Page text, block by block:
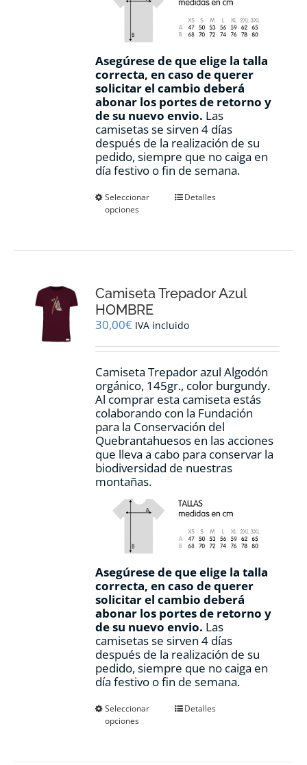
Asegúrese de que elige la talla
correcta, en caso de querer
solicitar el cambio deberá
abonar los portes de retorno y
de su nuevo envio. Las
camisetas se sirven 4 días
después de la realización de su
pedido, siempre que no caiga en
día festivo o fin de semana.
Seleccionar
opciones
Este
se
elegir
la
de
producto
Detalles
Camiseta Trepador Azul
HOMBRE
30,00€ IVA incluido
Camiseta Trepador azul Algodón
orgánico, 145gr., color burgundy.
Al comprar esta camiseta estás
colaborando con la Fundación
para la Conservación del
Quebrantahuesos en las acciones
que lleva a cabo para conservar la
biodiversidad de nuestras
montañas.
Asegúrese de que elige la talla
correcta, en caso de querer
solicitar el cambio deberá
abonar los portes de retorno y
de su nuevo envio. Las
camisetas se sirven 4 días
después de la realización de su
pedido, siempre que no caiga en
día festivo o fin de semana.
Seleccionar
opciones
EsteDetalles